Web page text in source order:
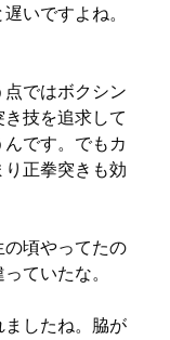
いですよね。
ではボクシン
技を追求して
です。でもカ
正拳突きも効
頃やってたの
ていたな。
したね。脇が